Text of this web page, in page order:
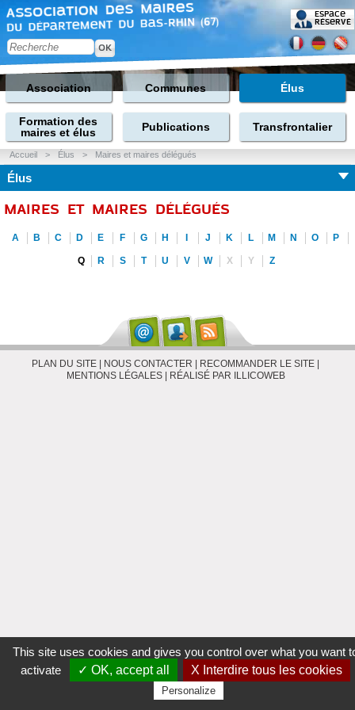
Espace
réservé
Association Communes Élus
Formation des
maires et élus
Publications Transfrontalier
Accueil > Élus > Maires et maires délégués
Élus
MAIRES ET MAIRES DÉLÉGUÉS
A B C D E F G H J K L M N O P
Q R S T U V W X Y Z
PLAN DU SITE NOUS CONTACTER RECOMMANDER LE SITE
MENTIONS LÉGALES| RÉALISÉ PAR ILLICOWEB
This site uses cookies and gives you control over what you want
activate
✓ OK, accept all X Interdire tous les cookies
Personalize